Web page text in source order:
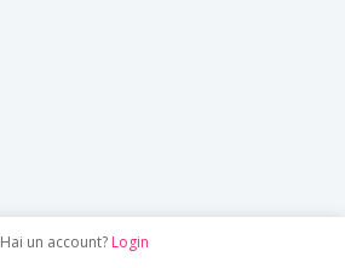
Hai un account? Login